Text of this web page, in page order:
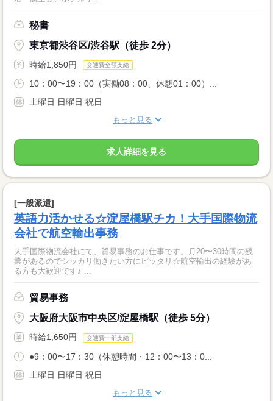
秘書
東京都渋谷区/渋谷駅（徒歩 2分）
時給1,850円 交通費全額支給
10：00〜19：00（実働08：00、休憩01：00）...
土曜日 日曜日 祝日
もっと見る
求人詳細を見る
[一般派遣]
英語力活かせる☆淀屋橋駅チカ！大手国際物流
会社で航空輸出事務
大手国際物流会社にて、貿易事務のお仕事です。月20〜30時間の残
業があるのでシッカリ働きたい方にピッタリ☆航空輸出の経験があ
る方も大歓迎です♪ ...
貿易事務
大阪府大阪市中央区/淀屋橋駅（徒歩 5分）
時給1,650円 交通費一部支給
●9：00〜17：30（休憩時間・12：00〜13：0...
土曜日 日曜日 祝日
もっと見る